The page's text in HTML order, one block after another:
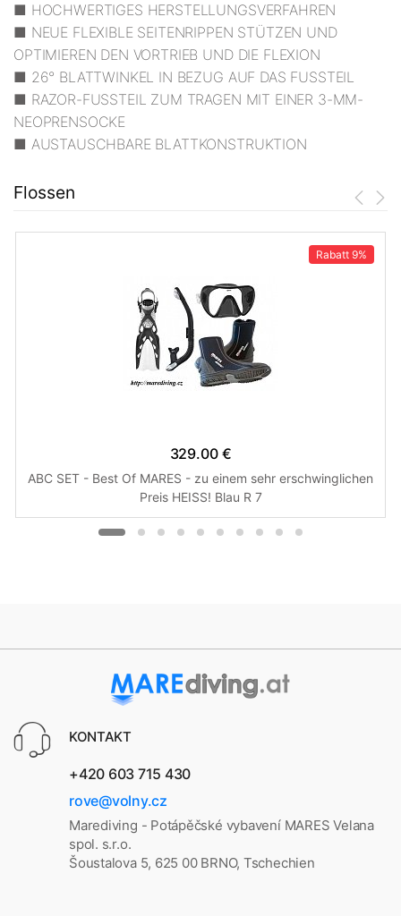
■ HOCHWERTIGES HERSTELLUNGSVERFAHREN
■ NEUE FLEXIBLE SEITENRIPPEN STÜTZEN UND
OPTIMIEREN DEN VORTRIEB UND DIE FLEXION
■ 26° BLATTWINKEL IN BEZUG AUF DAS FUSSTEIL
■ RAZOR-FUSSTEIL ZUM TRAGEN MIT EINER 3-MM-
NEOPRENSOCKE
■ AUSTAUSCHBARE BLATTKONSTRUKTION
Flossen
Rabatt 9%
329.00 €
ABC SET - Best Of MARES - zu einem sehr erschwinglichen
Preis HEISS! Blau R 7
KONTAKT
+420 603 715 430
rove@volny.cz
Marediving - Potápěčské vybavení MARES Velana
spol. s.r.o.
Šoustalova 5, 625 00 BRNO, Tschechien